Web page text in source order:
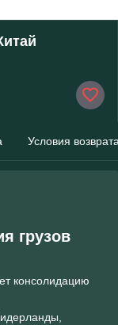
Условия
грузов
консолидацию